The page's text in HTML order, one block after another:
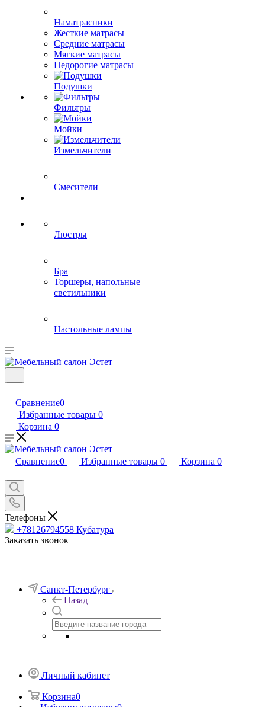
Наматрасники
Жесткие матрасы
Средние матрасы
Мягкие матрасы
Недорогие матрасы
Подушки
Фильтры
Мойки
Измельчители
Смесители
Люстры
Бра
Торшеры, напольные
светильники
Настольные лампы
Сравнение0
Избранные товары 0
Корзина 0
Сравнение0 Избранные товары 0 Корзина 0
Телефоны
+78126794558 Кубатура
Заказать звонок
Санкт-Петербург
Назад
Личный кабинет
Корзина0